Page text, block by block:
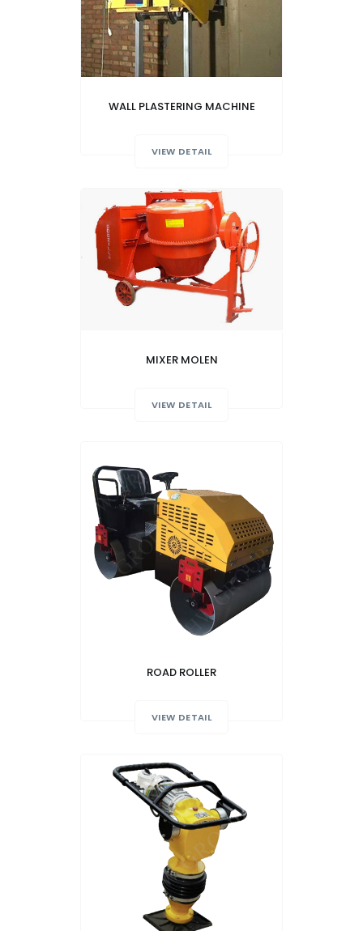
WALL PLASTERING MACHINE
VIEW DETAIL
MIXER MOLEN
VIEW DETAIL
ROAD ROLLER
VIEW DETAIL